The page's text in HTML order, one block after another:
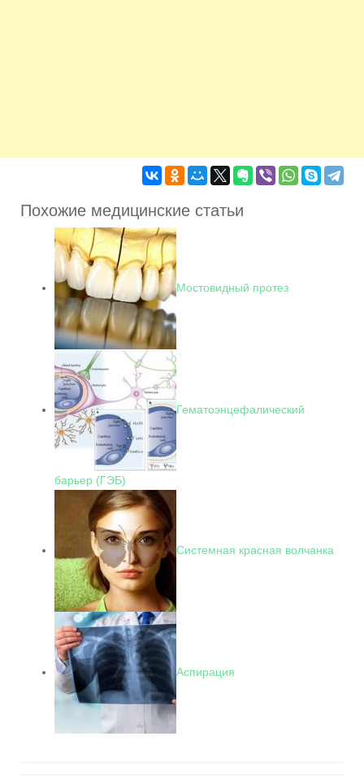
Похожие медицинские статьи
Мостовидный протез
Гематоэнцефалический
барьер (ГЭБ)
Системная красная волчанка
Аспирация